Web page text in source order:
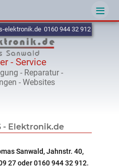
elektronik.de 0160 944 32 912
- Service
- Reparatur -
- Websites
- Elektronik.de
Sanwald, Jahnstr. 40,
27 oder 0160 944 32 912.
≡